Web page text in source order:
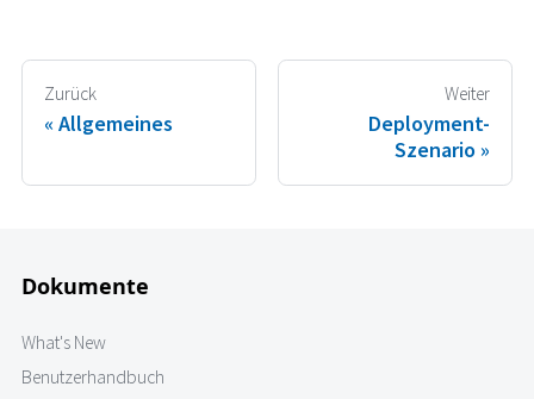
Zurück
Allgemeines
Weiter
Deployment-
Szenario
Dokumente
What's New
Benutzerhandbuch